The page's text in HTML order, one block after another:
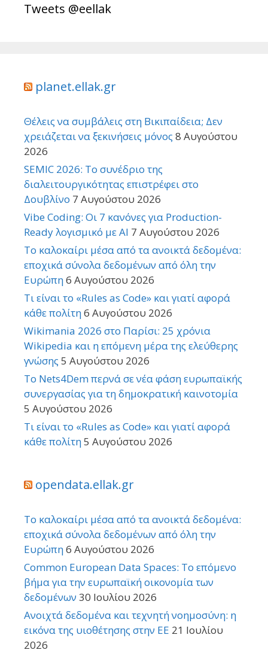
Tweets @eellak
planet.ellak.gr
Θέλεις να συμβάλεις στη Βικιπαίδεια; Δεν
χρειάζεται να ξεκινήσεις μόνος 8 Αυγούστου
2026
SEMIC 2026: Το συνέδριο της
διαλειτουργικότητας επιστρέφει στο
Δουβλίνο 7 Αυγούστου 2026
Vibe Coding: Οι 7 κανόνες για Production-
Ready λογισμικό με AI 7 Αυγούστου 2026
Το καλοκαίρι μέσα από τα ανοικτά δεδομένα:
εποχικά σύνολα δεδομένων από όλη την
Ευρώπη6 Αυγούστου 2026
Τι είναι το «Rules as Code» και γιατί αφορά
κάθε πολίτη6 Αυγούστου 2026
Wikimania 2026 στο Παρίσι: 25 χρόνια
Wikipedia και η επόμενη μέρα της ελεύθερης
γνώσης 5 Αυγούστου 2026
Το Nets4Dem περνά σε νέα φάση ευρωπαϊκής
συνεργασίας για τη δημοκρατική καινοτομία
5 Αυγούστου 2026
Τι είναι το «Rules as Code» και γιατί αφορά
κάθε πολίτη5 Αυγούστου 2026
opendata.ellak.gr
Το καλοκαίρι μέσα από τα ανοικτά δεδομένα:
εποχικά σύνολα δεδομένων από όλη την
Ευρώπη6 Αυγούστου 2026
Common European Data Spaces: Το επόμενο
βήμα για την ευρωπαϊκή οικονομία των
δεδομένων 30 Ιουλίου 2026
Ανοιχτά δεδομένα και τεχνητή νοημοσύνη: η
εικόνα της υιοθέτησης στην ΕΕ 21 Ιουλίου
2026